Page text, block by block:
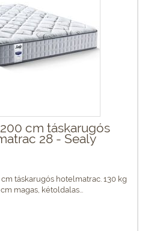
cm táskarugós
28 - Sealy
táskarugós hotelmatrac. 130 kg
magas, kétoldalas...